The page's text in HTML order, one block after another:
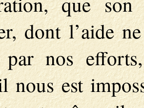
dont l’aide
par nos
nous est